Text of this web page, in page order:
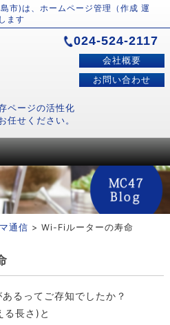
市)は、ホームページ管理（作成 運
ます
ページの活性化
任せください。
024-524-2117
会社概要
お問い合わせ
通信 > Wi-Fiルーターの寿命
るってご存知でしたか？
る長さ)と